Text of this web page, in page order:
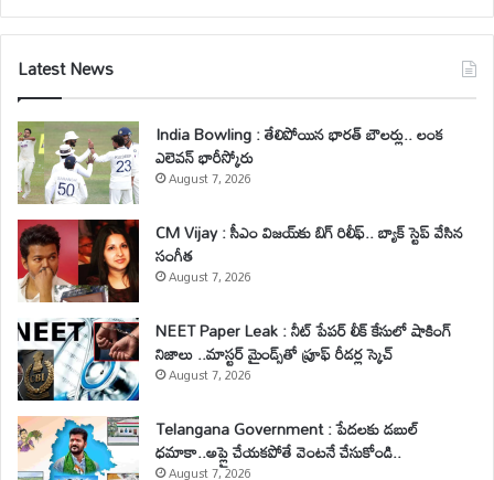
Latest News
India Bowling : తేలిపోయిన భారత్ బౌలర్లు.. లంక
ఎలెవన్ భారీస్కోరు
August 7, 2026
CM Vijay : సీఎం విజయ్‌కు బిగ్ రిలీఫ్.. బ్యాక్ స్టెప్ వేసిన
సంగీత
August 7, 2026
NEET Paper Leak : నీట్ పేపర్ లీక్ కేసులో షాకింగ్
నిజాలు ..మాస్టర్ మైండ్స్‌తో ప్రూఫ్ రీడర్ల స్కెచ్
August 7, 2026
Telangana Government : పేదలకు డబుల్
ధమాకా..అప్లై చేయకపోతే వెంటనే చేసుకోండి..
August 7, 2026